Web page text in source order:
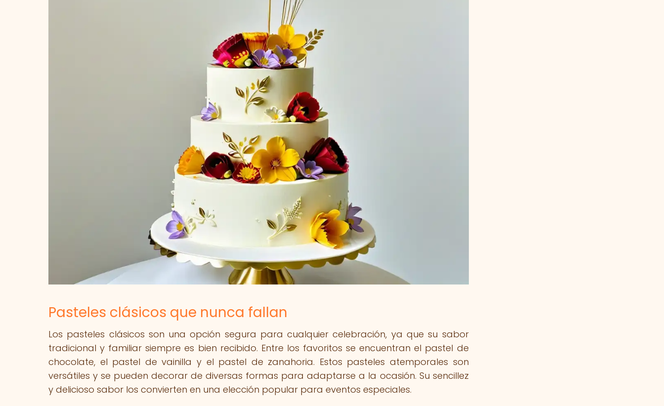
Pasteles clásicos que nunca fallan
Los pasteles clásicos son una opción segura para cualquier celebración, ya que su sabor
tradicional y familiar siempre es bien recibido. Entre los favoritos se encuentran el pastel de
chocolate, el pastel de vainilla y el pastel de zanahoria. Estos pasteles atemporales son
versátiles y se pueden decorar de diversas formas para adaptarse a la ocasión. Su sencillez
y delicioso sabor los convierten en una elección popular para eventos especiales.